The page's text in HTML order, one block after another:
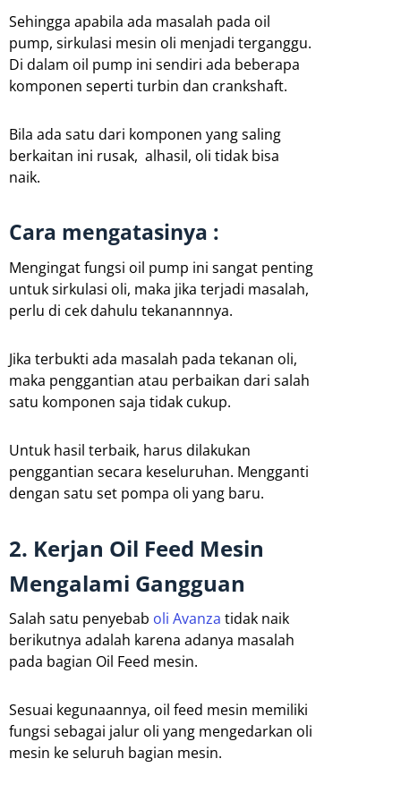
Sehingga apabila ada masalah pada oil
pump, sirkulasi mesin oli menjadi terganggu.
Di dalam oil pump ini sendiri ada beberapa
komponen seperti turbin dan crankshaft.
Bila ada satu dari komponen yang saling
berkaitan ini rusak, alhasil, oli tidak bisa
naik.
Cara mengatasinya :
Mengingat fungsi oil pump ini sangat penting
untuk sirkulasi oli, maka jika terjadi masalah,
perlu di cek dahulu tekanannnya.
Jika terbukti ada masalah pada tekanan oli,
maka penggantian atau perbaikan dari salah
satu komponen saja tidak cukup.
Untuk hasil terbaik, harus dilakukan
penggantian secara keseluruhan. Mengganti
dengan satu set pompa oli yang baru.
2. Kerjan Oil Feed Mesin
Mengalami Gangguan
Salah satu penyebab oli Avanza tidak naik
berikutnya adalah karena adanya masalah
pada bagian Oil Feed mesin.
Sesuai kegunaannya, oil feed mesin memiliki
fungsi sebagai jalur oli yang mengedarkan oli
mesin ke seluruh bagian mesin.